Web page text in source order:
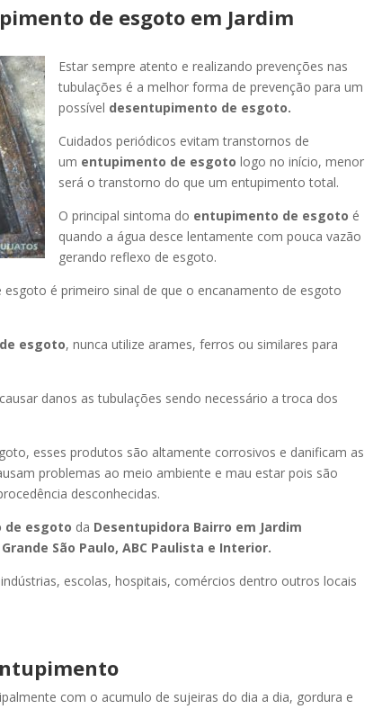
de esgoto em Jardim
Estar sempre atento e realizando prevenções nas
tubulações é a melhor forma de prevenção para um
possível desentupimento de esgoto.
Cuidados periódicos evitam transtornos de
um entupimento de esgoto logo no início, menor
será o transtorno do que um entupimento total.
O principal sintoma do entupimento de esgoto é
quando a água desce lentamente com pouca vazão
gerando reflexo de esgoto.
esgoto é primeiro sinal de que o encanamento de esgoto
esgoto, nunca utilize arames, ferros ou similares para
danos as tubulações sendo necessário a troca dos
esses produtos são altamente corrosivos e danificam as
problemas ao meio ambiente e mau estar pois são
desconhecidas.
de esgoto da Desentupidora Bairro em Jardim
Grande São Paulo, ABC Paulista e Interior.
escolas, hospitais, comércios dentro outros locais
com o acumulo de sujeiras do dia a dia, gordura e